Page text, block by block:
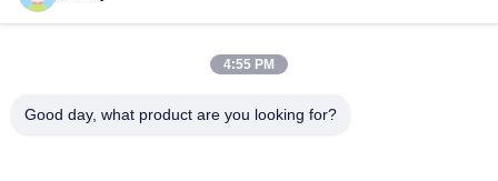
E-mail
sunny.xu@woolsche.com
4:55 PM
Good day, what product are you looking for?